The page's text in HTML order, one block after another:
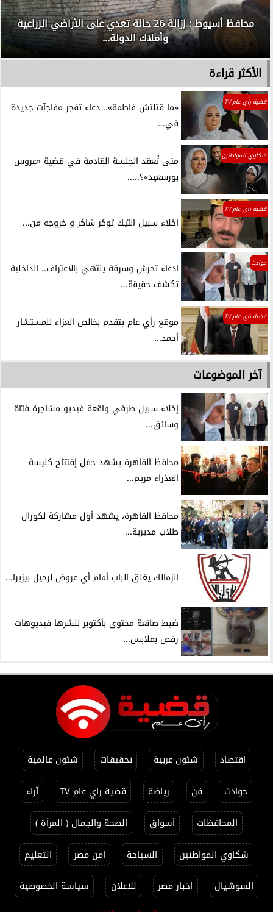
محافظ أسيوط : إزالة 26 حالة تعدي على الأراضي الزراعية
وأملاك الدولة...
الأكثر قراءة
قضية راي عام TV
«ما قتلتش فاطمة».. دعاء تفجر مفاجآت جديدة
في...
شكاوي المواطنين
متى تُعقد الجلسة القادمة في قضية «عروس
بورسعيد»؟.....
قضية راي عام TV
اخلاء سبيل التيك توكر شاكر و خروجه من...
حوادث
ادعاء تحرش وسرقة ينتهي بالاعتراف.. الداخلية
تكشف حقيقة...
قضية راي عام TV
موقع رأي عام يتقدم بخالص العزاء للمستشار
أحمد...
آخر الموضوعات
إخلاء سبيل طرفي واقعة فيديو مشاجرة فتاة
وسائق...
محافظ القاهرة يشهد حفل إفتتاح كنيسة
العذراء مريم...
محافظ القاهرة، يشهد أول مشاركة لكورال
طلاب مديرية...
الزمالك يغلق الباب أمام أي عروض لرحيل بيزيرا...
ضبط صانعة محتوى بأكتوبر لنشرها فيديوهات
رقص بملابس...
اقتصاد شئون عربية تحقيقات
شئون عالمية
حوادث
فن رياضة قضية راي عام TV
آراء
المحافظات
أسواق
الصحة والجمال ( المرآة )
شكاوي المواطنين
السياحة امن مصر
التعليم
السوشيال
اخبار مصر للاعلان سياسة الخصوصية